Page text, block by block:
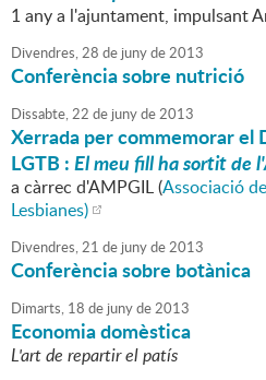
1 any a l'ajuntament, impulsant
Divendres,28 de junyde2013
Conferència sobre nutrició
Dissabte,22 de junyde2013
Xerrada per commemorar el
LGTB :El meu fill ha sortit de
a càrrec d'AMPGIL (Associació
Lesbianes)
Divendres,21 de junyde2013
Conferència sobre botànica
Dimarts, 18 de junyde2013
Economia domèstica
L'art de repartir el patís